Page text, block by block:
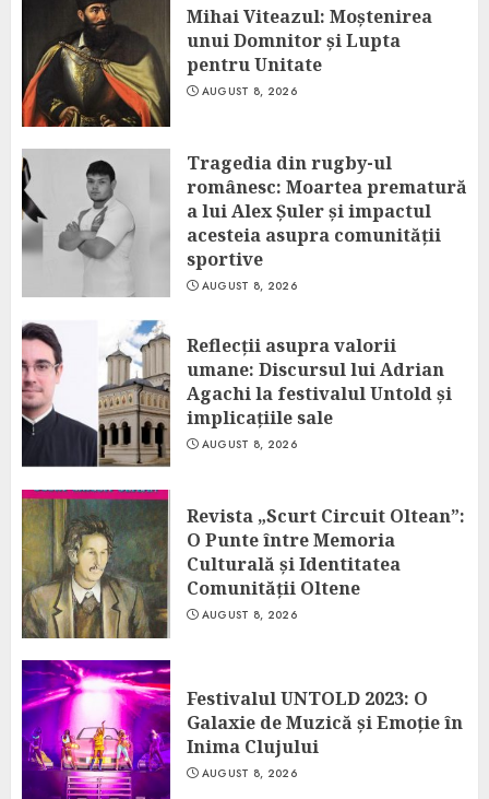
Mihai Viteazul: Moștenirea
unui Domnitor și Lupta
pentru Unitate
AUGUST 8, 2026
Tragedia din rugby-ul
românesc: Moartea prematură
a lui Alex Șuler și impactul
acesteia asupra comunității
sportive
AUGUST 8, 2026
Reflecții asupra valorii
umane: Discursul lui Adrian
Agachi la festivalul Untold și
implicațiile sale
AUGUST 8, 2026
Revista „Scurt Circuit Oltean”:
O Punte între Memoria
Culturală și Identitatea
Comunității Oltene
AUGUST 8, 2026
Festivalul UNTOLD 2023: O
Galaxie de Muzică și Emoție în
Inima Clujului
AUGUST 8, 2026